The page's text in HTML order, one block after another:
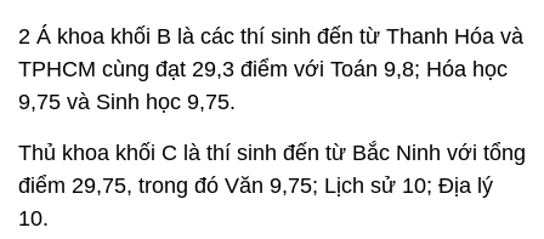
2 Á khoa khối B là các thí sinh đến từ Thanh Hóa và
TPHCM cùng đạt 29,3 điểm với Toán 9,8; Hóa học
9,75 và Sinh học 9,75.
Thủ khoa khối C là thí sinh đến từ Bắc Ninh với tổng
điểm 29,75, trong đó Văn 9,75; Lịch sử 10; Địa lý
10.